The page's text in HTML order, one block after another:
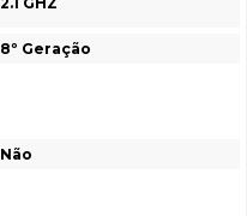
8º Geração
Não